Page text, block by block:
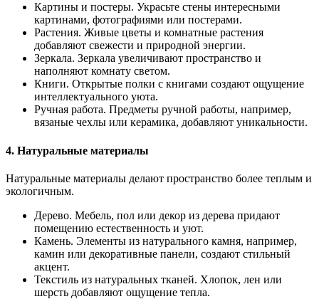
Картины и постеры. Украсьте стены интересными
картинами, фотографиями или постерами.
Растения. Живые цветы и комнатные растения
добавляют свежести и природной энергии.
Зеркала. Зеркала увеличивают пространство и
наполняют комнату светом.
Книги. Открытые полки с книгами создают ощущение
интеллектуального уюта.
Ручная работа. Предметы ручной работы, например,
вязаные чехлы или керамика, добавляют уникальности.
4. Натуральные материалы
Натуральные материалы делают пространство более теплым и
экологичным.
Дерево. Мебель, пол или декор из дерева придают
помещению естественность и уют.
Камень. Элементы из натурального камня, например,
камин или декоративные панели, создают стильный
акцент.
Текстиль из натуральных тканей. Хлопок, лен или
шерсть добавляют ощущение тепла.